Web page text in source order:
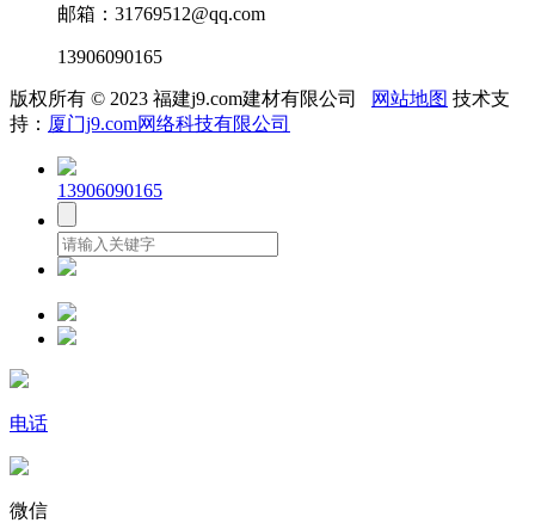
邮箱：31769512@qq.com
13906090165
版权所有 © 2023 福建j9.com建材有限公司 网站地图 技术支
持： 厦门j9.com网络科技有限公司
13906090165
电话
微信